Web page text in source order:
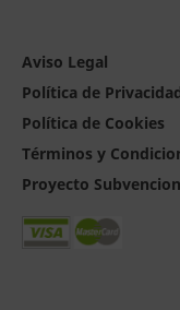
Aviso Legal
Política de
Política de Cookies
Términos y
Proyecto